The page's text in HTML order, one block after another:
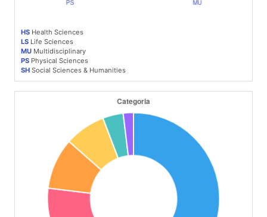
HS Health Sciences
LS Life Sciences
MU Multidisciplinary
PS Physical Sciences
SH Social Sciences & Humanities